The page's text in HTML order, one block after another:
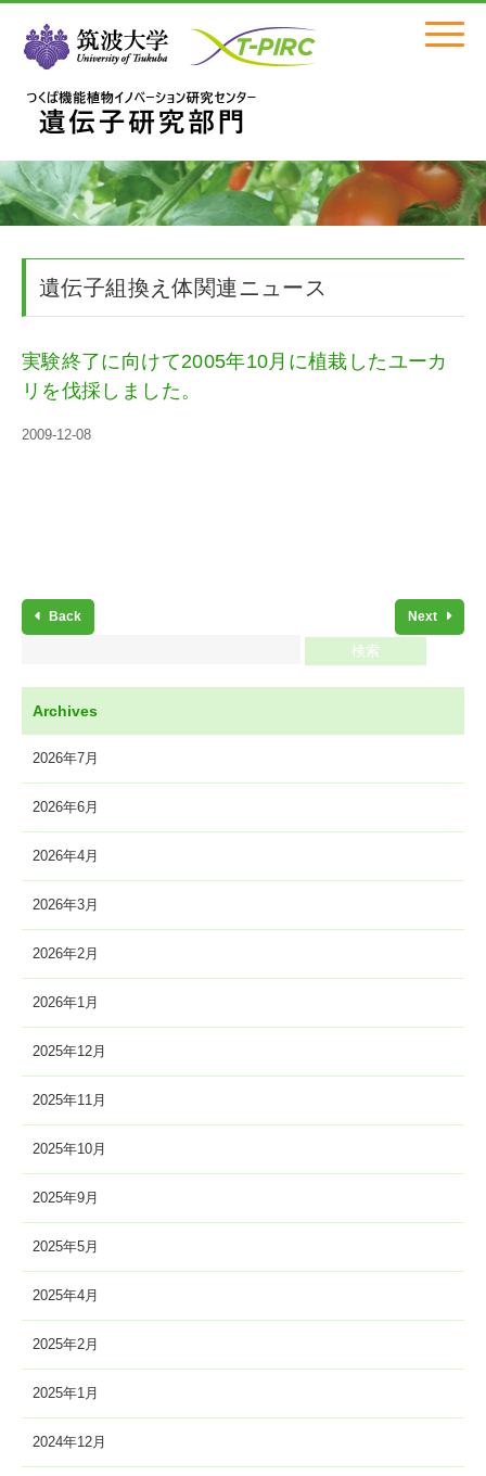
Click
遺伝子組換え体関連ニュース
実験終了に向けて2005年10月に植栽したユーカ
リを伐採しました。
2009-12-08
Back Next
Archives
2026年7月
2026年6月
2026年4月
2026年3月
2026年2月
2026年1月
2025年12月
2025年11月
2025年10月
2025年9月
2025年5月
2025年4月
2025年2月
2025年1月
2024年12月